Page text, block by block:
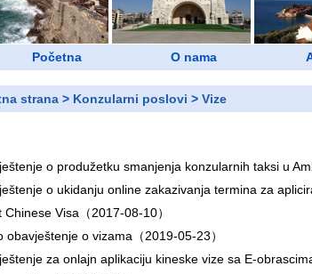
Početna O nama
strana > Konzularni poslovi > Vize
o produžetku smanjenja konzularnih taksi u
o ukidanju online zakazivanja termina za
Chinese Visa （2017-08-10）
obavještenje o vizama （2019-05-23）
za onlajn aplikaciju kineske vize sa E-